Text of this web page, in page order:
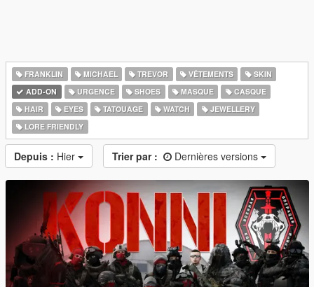
FRANKLIN MICHAEL TREVOR VÊTEMENTS
SKIN
ADD-ON
URGENCE SHOES MASQUE
CASQUE
HAIR
EYES TATOUAGE WATCH
JEWELLERY
LORE FRIENDLY
Depuis : Hier Trier par : Dernières versions